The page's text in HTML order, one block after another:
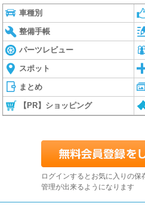
車種別
整備手帳
パーツレビュー
スポット
まとめ
【PR】ショッピング
ログインするとお気に入りの保
管理が出来るようになります